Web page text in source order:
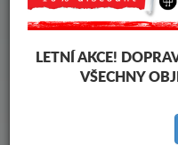
Značky vozidel
LETNÍ AKCE!
VŠECHNY